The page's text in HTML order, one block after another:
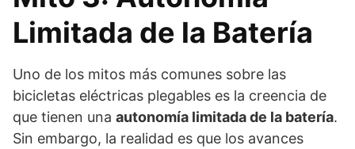
Limitada de la Batería
Uno de los mitos más comunes sobre las
bicicletas eléctricas plegables es la creencia de
que tienen una autonomía limitada de la batería.
Sin embargo, la realidad es que los avances